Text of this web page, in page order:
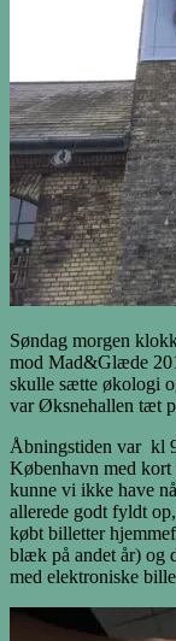
Søndag morgen
mod Mad&Glæde
skulle sætte økologi
var Øksnehallen tæt
Åbningstiden var kl
København med
kunne vi ikke have
allerede godt fyldt
købt billetter
blæk på andet år) og
med elektroniske